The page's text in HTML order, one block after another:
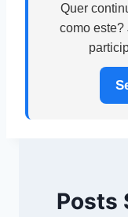
Quer
como este?
Posts